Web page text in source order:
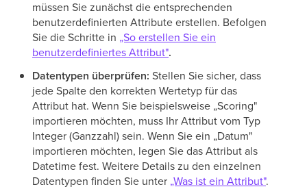
müssen Sie zunächst die entsprechenden
benutzerdefinierten Attribute erstellen. Befolgen
Sie die Schritte in „So erstellen Sie ein
benutzerdefiniertes Attribut".
Datentypen überprüfen: Stellen Sie sicher, dass
jede Spalte den korrekten Wertetyp für das
Attribut hat. Wenn Sie beispielsweise „Scoring"
importieren möchten, muss Ihr Attribut vom Typ
Integer (Ganzzahl) sein. Wenn Sie ein „Datum"
importieren möchten, legen Sie das Attribut als
Datetime fest. Weitere Details zu den einzelnen
Datentypen finden Sie unter „Was ist ein Attribut".